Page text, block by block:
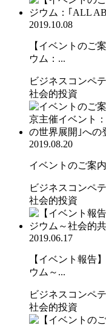
2019.10.08
【イベントのご
ウム：...
ビジネスコンペ
社会的投資
2019.08.20
イベントのご案
ビジネスコンペ
社会的投資
2019.06.17
【イベント報告
ウム～...
ビジネスコンペ
社会的投資